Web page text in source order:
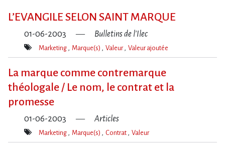
L’EVANGILE SELON SAINT MARQUE
01-06-2003 Bulletins de l'Ilec
Mot(s)-
Marketing Marque(s) Valeur Valeur ajoutée
La marque comme contremarque
théologale / Le nom, le contrat et la
promesse
01-06-2003 Articles
Mot(s)-
Marketing Marque(s) Contrat Valeur